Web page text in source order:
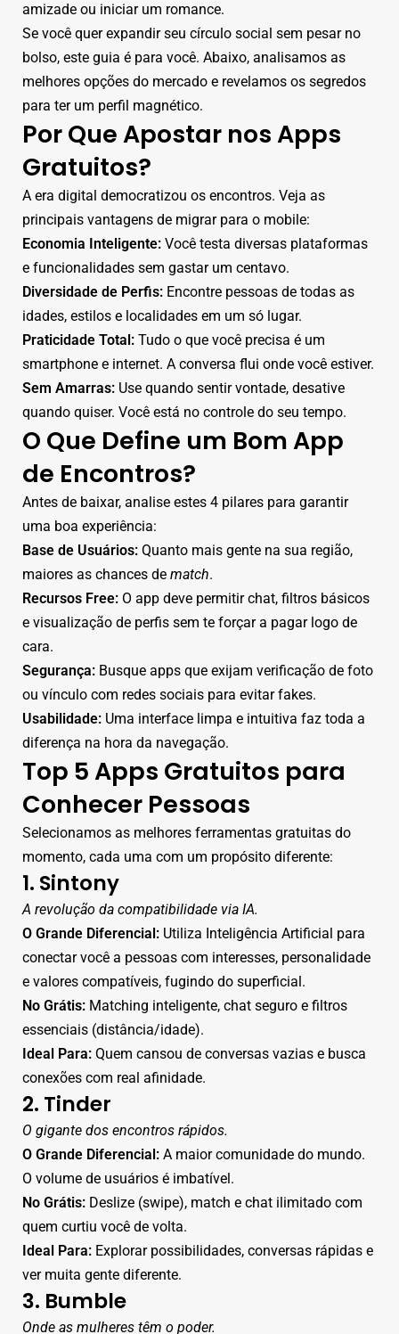
amizade ou iniciar um romance.
Se você quer expandir seu círculo social sem pesar no
bolso, este guia é para você. Abaixo, analisamos as
melhores opções do mercado e revelamos os segredos
para ter um perfil magnético.
Por Que Apostar nos Apps
Gratuitos?
A era digital democratizou os encontros. Veja as
principais vantagens de migrar para o mobile:
Economia Inteligente: Você testa diversas plataformas
e funcionalidades sem gastar um centavo.
Diversidade de Perfis: Encontre pessoas de todas as
idades, estilos e localidades em um só lugar.
Praticidade Total: Tudo o que você precisa é um
smartphone e internet. A conversa flui onde você estiver.
Sem Amarras: Use quando sentir vontade, desative
quando quiser. Você está no controle do seu tempo.
O Que Define um Bom App
de Encontros?
Antes de baixar, analise estes 4 pilares para garantir
uma boa experiência:
Base de Usuários: Quanto mais gente na sua região,
maiores as chances de match.
Recursos Free: O app deve permitir chat, filtros básicos
e visualização de perfis sem te forçar a pagar logo de
cara.
Segurança: Busque apps que exijam verificação de foto
ou vínculo com redes sociais para evitar fakes.
Usabilidade: Uma interface limpa e intuitiva faz toda a
diferença na hora da navegação.
Top 5 Apps Gratuitos para
Conhecer Pessoas
Selecionamos as melhores ferramentas gratuitas do
momento, cada uma com um propósito diferente:
1. Sintony
A revolução da compatibilidade via IA.
O Grande Diferencial: Utiliza Inteligência Artificial para
conectar você a pessoas com interesses, personalidade
e valores compatíveis, fugindo do superficial.
No Grátis: Matching inteligente, chat seguro e filtros
essenciais (distância/idade).
Ideal Para: Quem cansou de conversas vazias e busca
conexões com real afinidade.
2. Tinder
O gigante dos encontros rápidos.
O Grande Diferencial: A maior comunidade do mundo.
O volume de usuários é imbatível.
No Grátis: Deslize (swipe), match e chat ilimitado com
quem curtiu você de volta.
Ideal Para: Explorar possibilidades, conversas rápidas e
ver muita gente diferente.
3. Bumble
Onde as mulheres têm o poder.